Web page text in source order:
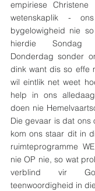
empiriese
wetenskaplik -
bygelowigheid nie
hierdie Sondag
Donderdag sonder
dink want dis so effe
wil eintlik net weet
help in ons
doen nie
Die gevaar is dat ons
kom ons staar dit in
ruimteprogramme
nie OP nie, so wat
verblind vir
teenwoordigheid in